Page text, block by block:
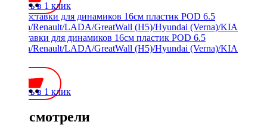
Купить в 1 клик
Проставки для динамиков 16см пластик POD 6.5
Nissan/Renault/LADA/GreatWall (H5)/Hyundai (Verna)/KIA
Купить в 1 клик
Вы смотрели